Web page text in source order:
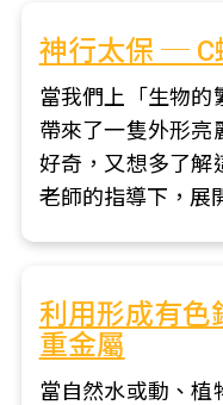
神行太保 ─ C
當我們上「生物的
帶來了一隻外形亮
好奇，又想多了解
老師的指導下，展
利用形成有色
重金屬
當自然水或動、植